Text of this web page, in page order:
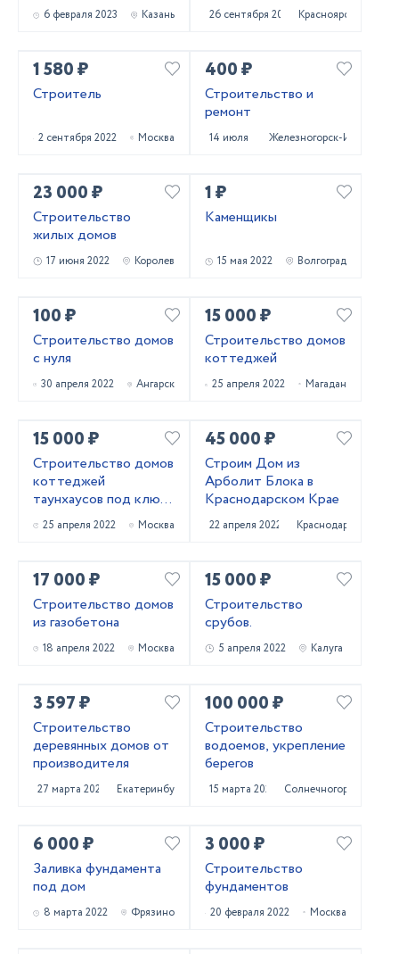
6 февраля 2023 Казань 26 сентября 2022 Красноярск
1 580 ₽
Строитель
2 сентября 2022 Москва
400 ₽
Строительство и
ремонт
14 июля 2022Железногорск-Илимский
23 000 ₽
Строительство
жилых домов
17 июня 2022 Королев
1 ₽
Каменщикы
15 мая 2022 Волгоград
100 ₽
Строительство домов
с нуля
30 апреля 2022 Ангарск
15 000 ₽
Строительство домов
коттеджей
25 апреля 2022 Магадан
15 000 ₽
Строительство домов
коттеджей
таунхаусов под ключ
г Москве МО
Качество сроки
догово
25 апреля 2022 Москва
45 000 ₽
Строим Дом из
Арболит Блока в
Краснодарском Крае
22 апреля 2022 Краснодар
17 000 ₽
Строительство домов
из газобетона
18 апреля 2022 Москва
15 000 ₽
Строительство
срубов.
5 апреля 2022 Калуга
3 597 ₽
Строительство
деревянных домов от
производителя
27 марта 2022 Екатеринбург
100 000 ₽
Строительство
водоемов, укрепление
берегов
15 марта 2022 Солнечногорск
6 000 ₽
Заливка фундамента
под дом
8 марта 2022 Фрязино
3 000 ₽
Строительство
фундаментов
20 февраля 2022 Москва